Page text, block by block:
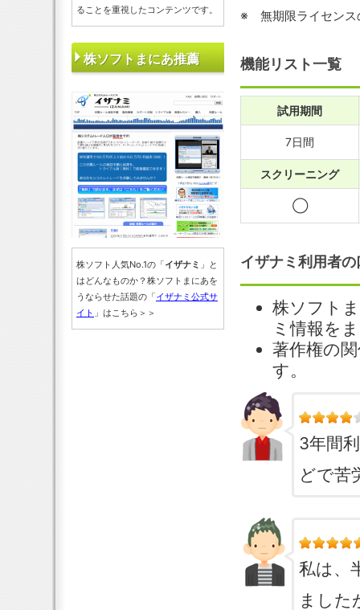
※ 無期限ライセンス
機能リスト一覧
試用期間
7日間
スクリーニング
◯
イザナミ利用者
株ソフト
ミ情報を
著作権の
す。
3年間
どで苦
私は、
ました
ることを重視したコンテンツです。
株ソフトまにあ推薦
株ソフト人気No.1の「イザナミ 」と
はどんなものか？株ソフトまにあを
うならせた話題の「イザナミ公式サ
イト 」はこちら＞＞